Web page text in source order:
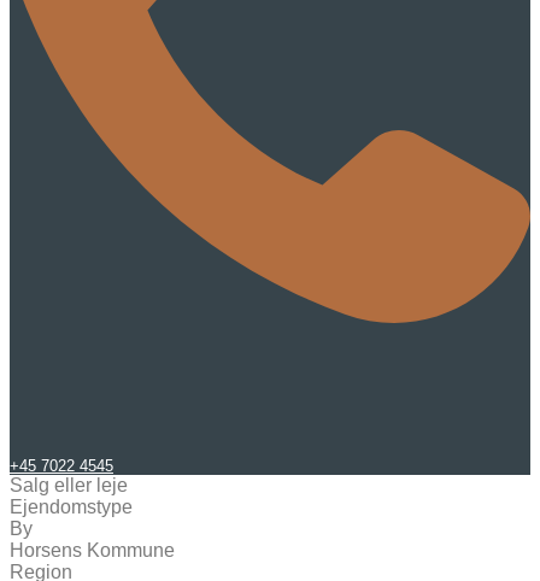
+45 7022 4545
Salg eller leje
Ejendomstype
By
Horsens Kommune
Region